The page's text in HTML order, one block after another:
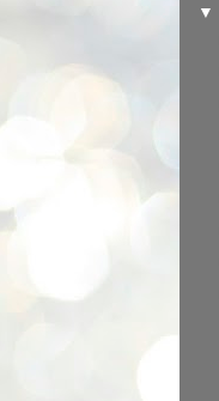
▼